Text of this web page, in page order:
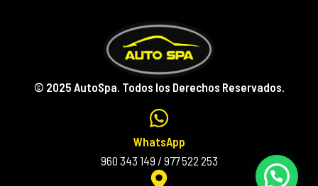
© 2025 AutoSpa. Todos los Derechos Reservados.
WhatsApp
960 343 149 / 977 522 253